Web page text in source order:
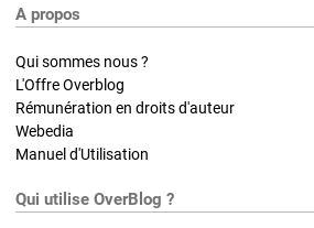
A propos
Qui sommes nous ?
L'Offre Overblog
Rémunération en droits d'auteur
Webedia
Manuel d'Utilisation
Qui utilise OverBlog ?